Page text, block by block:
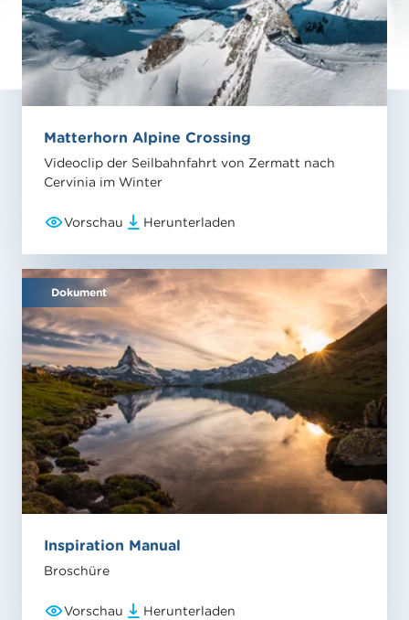
Matterhorn Alpine Crossing
Videoclip der Seilbahnfahrt von Zermatt nach
Cervinia im Winter
Vorschau Herunterladen
Dokument
Inspiration Manual
Broschüre
Vorschau Herunterladen